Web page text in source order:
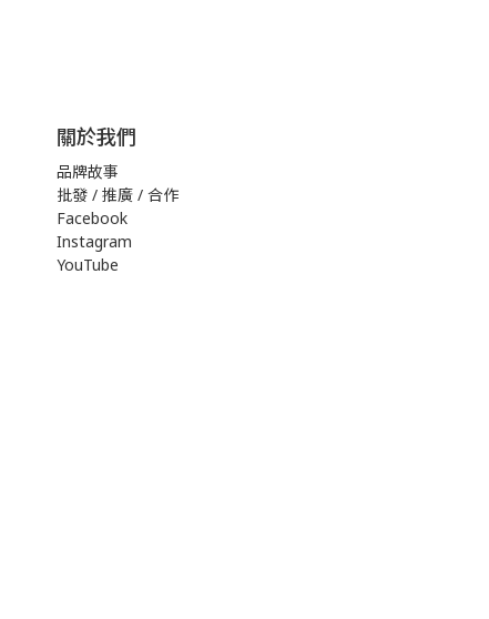
關於我們
品牌故事
批發 / 推廣 / 合作
Facebook
Instagram
YouTube